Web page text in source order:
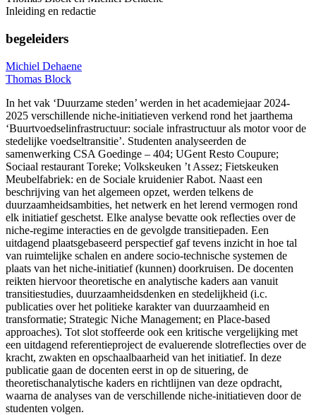
Inleiding en redactie
begeleiders
Michiel Dehaene
Thomas Block
In het vak ‘Duurzame steden’ werden in het academiejaar 2024-
2025 verschillende niche-initiatieven verkend rond het jaarthema
‘Buurtvoedselinfrastructuur: sociale infrastructuur als motor voor de
stedelijke voedseltransitie’. Studenten analyseerden de
samenwerking CSA Goedinge – 404; UGent Resto Coupure;
Sociaal restaurant Toreke; Volkskeuken ’t Assez; Fietskeuken
Meubelfabriek: en de Sociale kruidenier Rabot. Naast een
beschrijving van het algemeen opzet, werden telkens de
duurzaamheidsambities, het netwerk en het lerend vermogen rond
elk initiatief geschetst. Elke analyse bevatte ook reflecties over de
niche-regime interacties en de gevolgde transitiepaden. Een
uitdagend plaatsgebaseerd perspectief gaf tevens inzicht in hoe tal
van ruimtelijke schalen en andere socio-technische systemen de
plaats van het niche-initiatief (kunnen) doorkruisen. De docenten
reikten hiervoor theoretische en analytische kaders aan vanuit
transitiestudies, duurzaamheidsdenken en stedelijkheid (i.c.
publicaties over het politieke karakter van duurzaamheid en
transformatie; Strategic Niche Management; en Place-based
approaches). Tot slot stoffeerde ook een kritische vergelijking met
een uitdagend referentieproject de evaluerende slotreflecties over de
kracht, zwakten en opschaalbaarheid van het initiatief. In deze
publicatie gaan de docenten eerst in op de situering, de
theoretischanalytische kaders en richtlijnen van deze opdracht,
waarna de analyses van de verschillende niche-initiatieven door de
studenten volgen.